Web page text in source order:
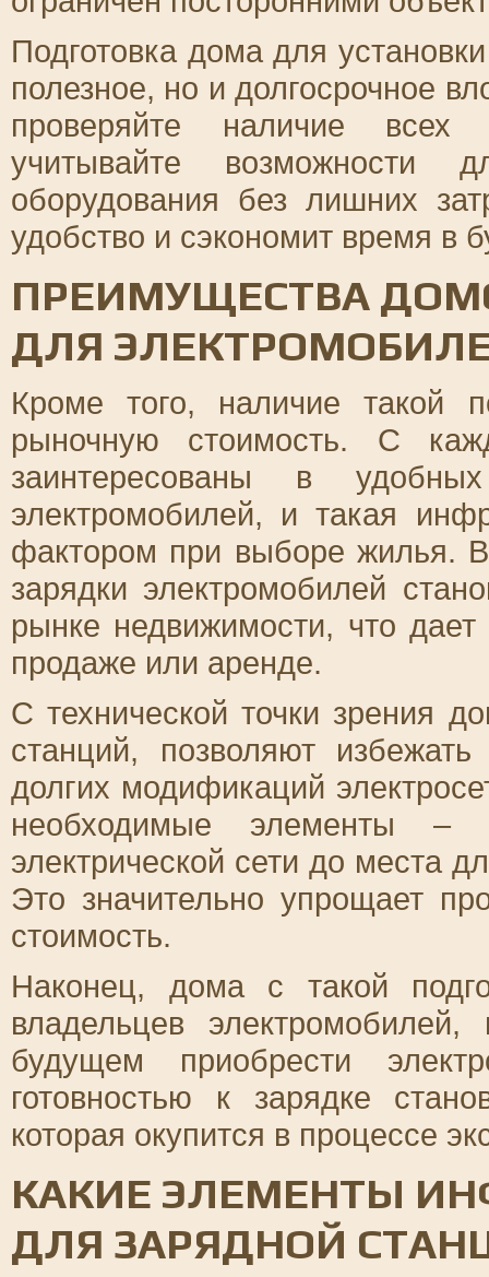
Подготовка дома для
полезное, но и долгосрочное
проверяйте наличие
учитывайте возможности
оборудования без лишних
удобство и сэкономит время в
ПРЕИМУЩЕСТВА
ДЛЯ
Кроме того, наличие такой
рыночную стоимость. С
заинтересованы в
электромобилей, и такая
фактором при выборе жилья.
зарядки электромобилей
рынке недвижимости, что
продаже или аренде.
С технической точки зрения
станций, позволяют
долгих модификаций
необходимые элементы –
электрической сети до места
Это значительно упрощает
стоимость.
Наконец, дома с такой
владельцев
будущем приобрести
готовностью к зарядке
которая окупится в процессе
КАКИЕ ЭЛЕМЕНТЫ
ДЛЯ ЗАРЯДНОЙ